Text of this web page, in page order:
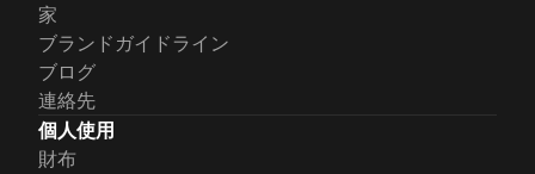
家
ブランドガイドライン
ブログ
連絡先
個人使用
財布